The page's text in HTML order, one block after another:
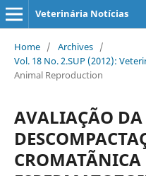
Veterinária Notícias
Home / Archives /
Vol. 18 No. 2.SUP (2012):
Animal Reproduction
AVALIAÇÃO DA
CROMATÃNICA